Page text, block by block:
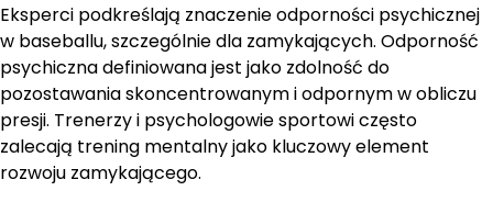
Eksperci podkreślają znaczenie odporności psychicznej
w baseballu, szczególnie dla zamykających. Odporność
psychiczna definiowana jest jako zdolność do
pozostawania skoncentrowanym i odpornym w obliczu
presji. Trenerzy i psychologowie sportowi często
zalecają trening mentalny jako kluczowy element
rozwoju zamykającego.